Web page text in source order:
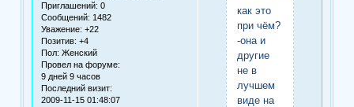
Приглашений: 0
Сообщений: 1482
Уважение: +22
Позитив: +4
Пол: Женский
Провел на форуме:
9 дней 9 часов
Последний визит:
2009-11-15 01:48:07
как это
при чём?
-она и
другие
не в
лучшем
виде на